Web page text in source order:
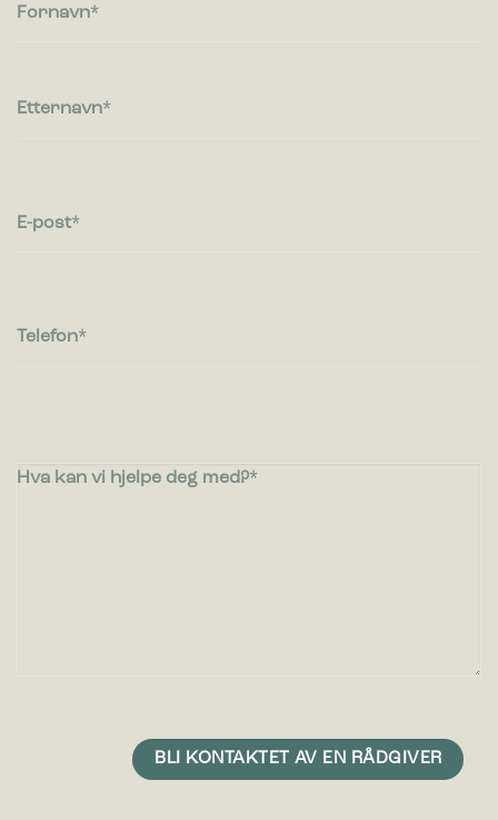
rapportere informasjon anonymt.
Markedsførings-cookies brukes til å spore besøkende på
Fornavn
Etternavn
E-post
Telefon
Hva kan vi hjelpe deg med?